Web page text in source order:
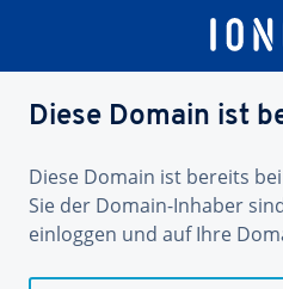
Diese Domain ist
Diese Domain ist bereits
Sie der Domain-Inhaber
einloggen und auf Ihre